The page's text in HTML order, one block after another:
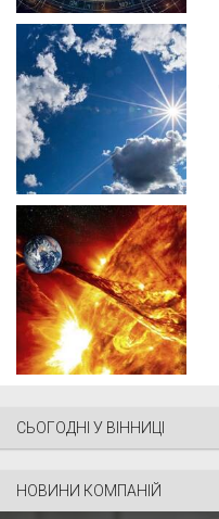
СЬОГОДНІ У ВІННИЦІ
НОВИНИ КОМПАНІЙ